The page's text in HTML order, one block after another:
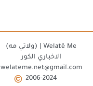
(ولاتي مه) | Welatê Me
الاخباري الكور
welateme.net@gmail.com
2006-2024